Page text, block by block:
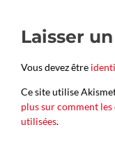
Laisser
Vous devez être
Ce site utilise
plus sur comment
utilisées.